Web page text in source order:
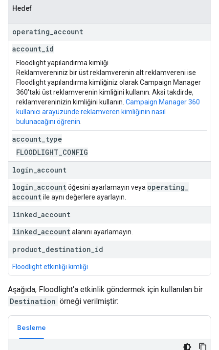
Hedef
operating account
account id
Floodlight yapılandırma kimliği
Reklamvereniniz bir üst reklamverenin alt reklamvereni ise
Floodlight yapılandırma kimliğiniz olarak Campaign Manager
360'taki üst reklamverenin kimliğini kullanın. Aksi takdirde,
reklamvereninizin kimliğini kullanın. Campaign Manager 360
kullanıcı arayüzünde reklamveren kimliğinin nasıl
bulunacağını öğrenin
account type
FLOODLIGHT CONFIG
login account
login accountöğesini ayarlamayın veya operating
accountile aynı değerlere ayarlayın.
linked account
linked accountalanını ayarlamayın.
product destination id
Floodlight etkinliği kimliği
Aşağıda, Floodlight'a etkinlik göndermek için kullanılan bir
Destination örneği verilmiştir:
Besleme